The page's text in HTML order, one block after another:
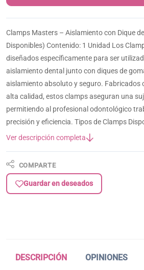
Clamps Masters – Aislamiento con Dique
Disponibles) Contenido: 1 Unidad Los
diseñados específicamente para ser
aislamiento dental junto con diques de
aislamiento absoluto y seguro. Fabricados
alta calidad, estos clamps aseguran una
permitiendo al profesional odontológico
precisión y eficiencia. Tipos de Clamps
Ver descripción completa
COMPARTE
Guardar en deseados
DESCRIPCIÓN OPINIONES